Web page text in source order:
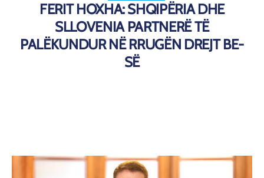
FERIT HOXHA: SHQIPËRIA DHE
SLLOVENIA PARTNERË TË
PALËKUNDUR NË RRUGËN DREJT BE-
SË